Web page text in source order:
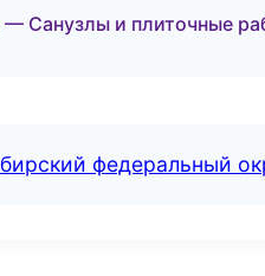
Санузлы и плиточные
федеральный